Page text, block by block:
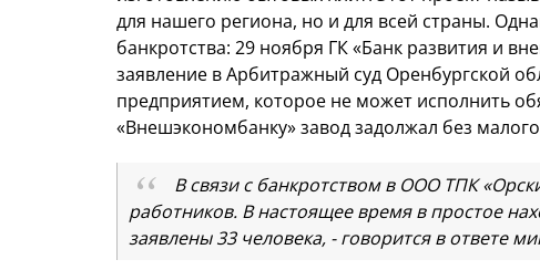
для нашего региона, но и для всей страны.
банкротства: 29 ноября ГК «Банк развития и
заявление в Арбитражный суд Оренбургской
предприятием, которое не может исполнить
«Внешэкономбанку» завод задолжал без
В связи с банкротством в ООО ТПК
работников. В настоящее время в простое
заявлены 33 человека, - говорится в ответе